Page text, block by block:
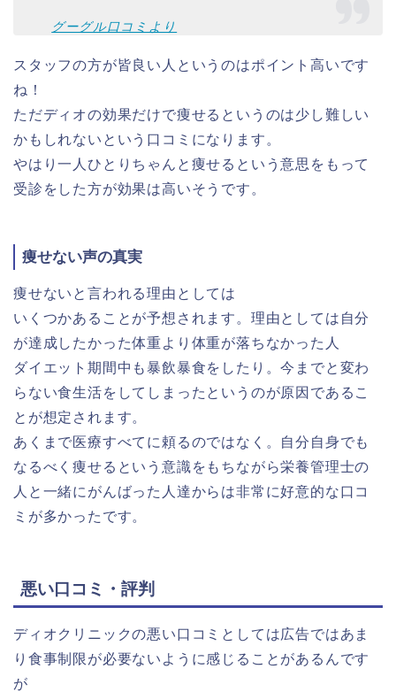
グーグル口コミより
スタッフの方が皆良い人というのはポイント高いです
ね！
ただディオの効果だけで痩せるというのは少し難しい
かもしれないという口コミになります。
やはり一人ひとりちゃんと痩せるという意思をもって
受診をした方が効果は高いそうです。
痩せない声の真実
痩せないと言われる理由としては
いくつかあることが予想されます。理由としては自分
が達成したかった体重より体重が落ちなかった人
ダイエット期間中も暴飲暴食をしたり。今までと変わ
らない食生活をしてしまったというのが原因であるこ
とが想定されます。
あくまで医療すべてに頼るのではなく。自分自身でも
なるべく痩せるという意識をもちながら栄養管理士の
人と一緒にがんばった人達からは非常に好意的な口コ
ミが多かったです。
悪い口コミ・評判
ディオクリニックの悪い口コミとしては広告ではあま
り食事制限が必要ないように感じることがあるんです
が